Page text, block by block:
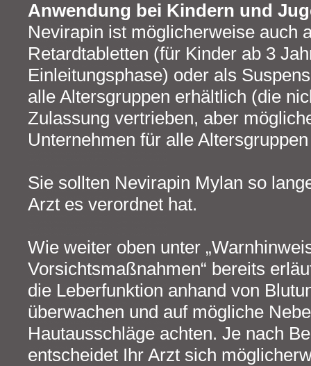
Anwendung bei Kindern und
Nevirapin ist möglicherweise auch
Retardtabletten (für Kinder ab 3
Einleitungsphase) oder als
alle Altersgruppen erhältlich (die
Zulassung vertrieben, aber
Unternehmen für alle
Sie sollten Nevirapin Mylan so
Arzt es verordnet hat.
Wie weiter oben unter
Vorsichtsmaßnahmen“ bereits
die Leberfunktion anhand von
überwachen und auf mögliche
Hautausschläge achten. Je nach
entscheidet Ihr Arzt sich